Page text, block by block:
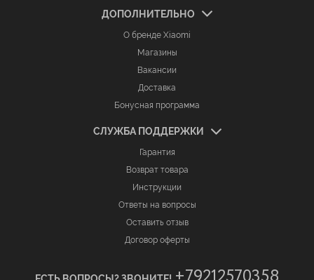
ДОПОЛНИТЕЛЬНО
О бренде Xiaomi
Магазины
Вакансии
Доставка
Бонусная программа
СЛУЖБА ПОДДЕРЖКИ
Гарантия
Возврат товара
Инструкции
Ответы на вопросы
Оставить отзыв
Договор оферты